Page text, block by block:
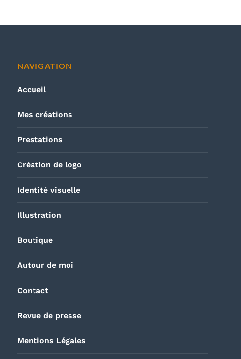
NAVIGATION
Accueil
Mes créations
Prestations
Création de logo
Identité visuelle
Illustration
Boutique
Autour de moi
Contact
Revue de presse
Mentions Légales